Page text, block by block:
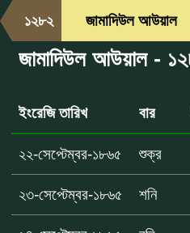
১২৮২ জামাদিউল আউয়াল
জামাদিউল আউয়াল -
ইংরেজি তারিখ বার
২২-সেপ্টেম্বর-১৮৬৫ শুক্র
২৩-সেপ্টেম্বর-১৮৬৫ শনি